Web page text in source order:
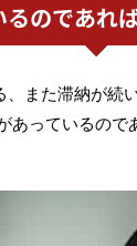
のであれ
また滞納が続
あっているので